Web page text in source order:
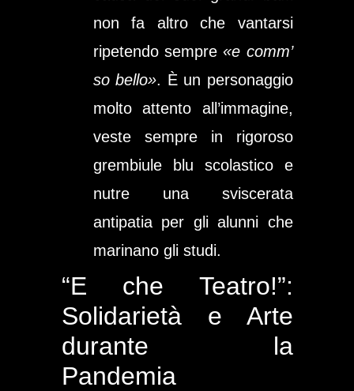
non fa altro che vantarsi
ripetendo sempre«e comm’
so bello». È un personaggio
molto attento all’immagine,
veste sempre in rigoroso
grembiule blu scolastico e
nutre una sviscerata
antipatia per gli alunni che
marinano gli studi.
“E che Teatro!”:
Solidarietà e Arte
durante la
Pandemia